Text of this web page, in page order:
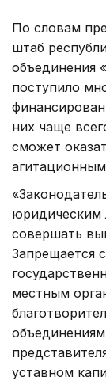
По словам
штаб
объединения
поступило
них чаще
сможет
юридическим
совершать
Запрещается
местным
уставном